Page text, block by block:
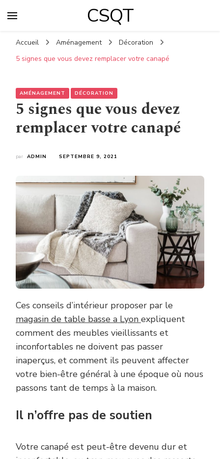
CSQT
Accueil Aménagement
Décoration
5 signes que vous devez remplacer votre canapé
AMÉNAGEMENT DÉCORATION
5 signes que vous devez
remplacer votre canapé
par ADMIN SEPTEMBRE 9, 2021
Ces conseils d’intérieur proposer par le
magasin de table basse a Lyon expliquent
comment des meubles vieillissants et
inconfortables ne doivent pas passer
inaperçus, et comment ils peuvent affecter
votre bien-être général à une époque où nous
passons tant de temps à la maison.
Il n’offre pas de soutien
Votre canapé est peut-être devenu dur et